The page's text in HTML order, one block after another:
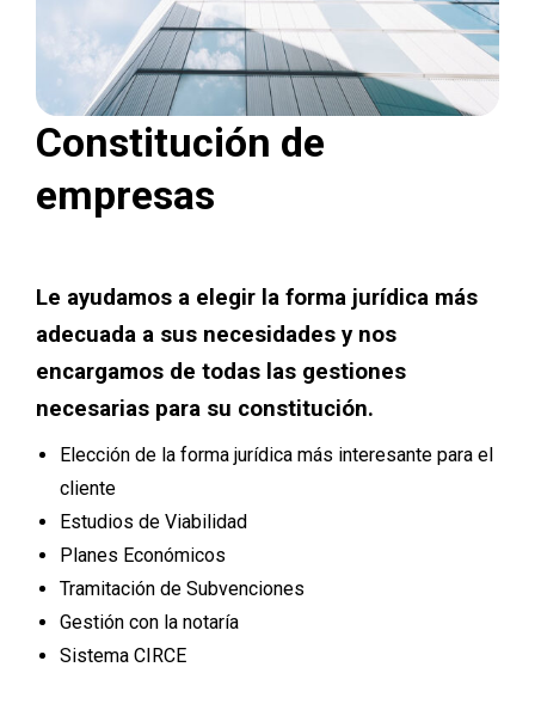
Constitución de
empresas
Le ayudamos a elegir la forma jurídica más
adecuada a sus necesidades y nos
encargamos de todas las gestiones
necesarias para su constitución.
Elección de la forma jurídica más interesante para el
cliente
Estudios de Viabilidad
Planes Económicos
Tramitación de Subvenciones
Gestión con la notaría
Sistema CIRCE